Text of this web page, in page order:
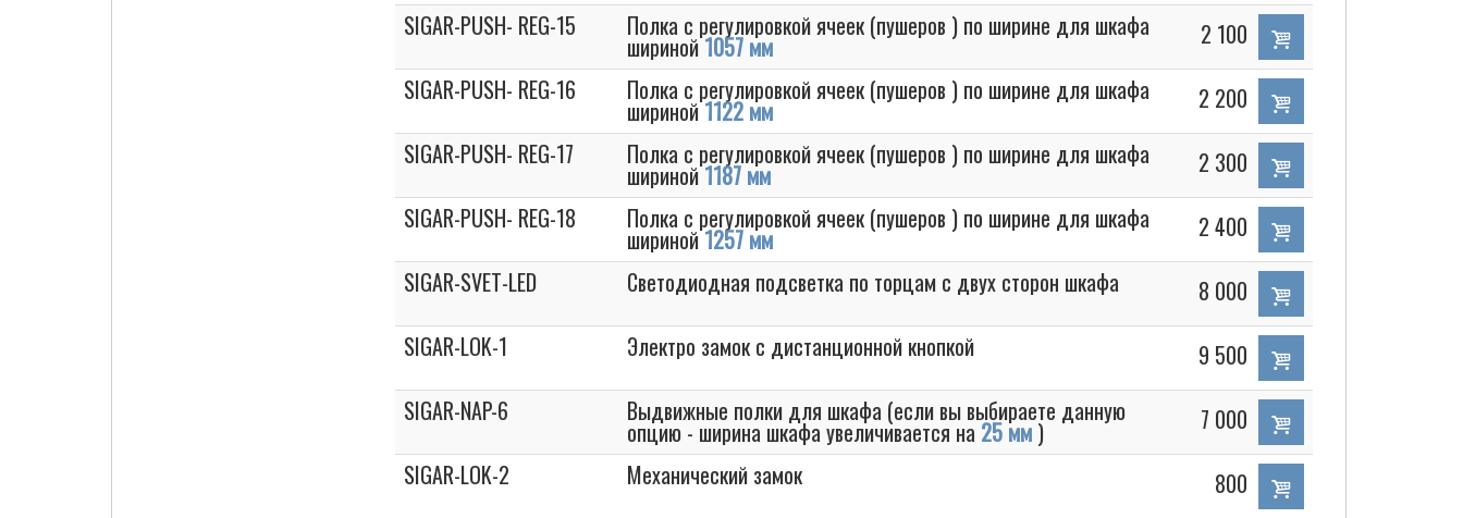
SIGAR-PUSH- REG-15
Полка с регулировкой ячеек (пушеров ) по ширине для шкафа
шириной1057 мм
2 100
SIGAR-PUSH- REG-16
Полка с регулировкой ячеек (пушеров ) по ширине для шкафа
шириной1122 мм
2 200
SIGAR-PUSH- REG-17
Полка с регулировкой ячеек (пушеров ) по ширине для шкафа
шириной1187 мм
2 300
SIGAR-PUSH- REG-18
Полка с регулировкой ячеек (пушеров ) по ширине для шкафа
шириной1257 мм
2 400
SIGAR-SVET-LED
Светодиодная подсветка по торцам с двух сторон шкафа
8 000
SIGAR-LOK-1
Электро замок с дистанционной кнопкой
9 500
SIGAR-NAP-6
Выдвижные полки для шкафа (если вы выбираете данную
опцию - ширина шкафа увеличивается на 25 мм )
7 000
SIGAR-LOK-2
Механический замок 800